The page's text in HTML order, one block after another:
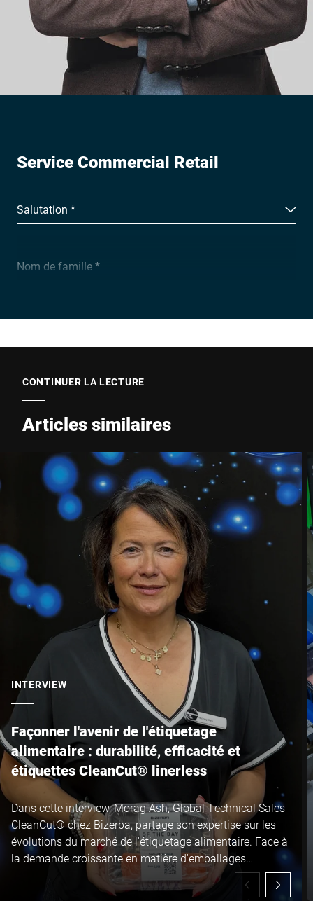
Service Commercial Retail
Salutation *
Nom de famille *
Entreprise *
E-Mail *
Téléphone *
Code postal *
Ville *
Je confirme par la présente que j'accepte l'utilisation de mes
données pour traiter cette demande De plus amples informations
peuvent être trouvées dans leDéclaration de protection des
CONTINUER LA LECTURE
Articles similaires
INTERVIEW
Façonner l'avenir de l'étiquetage
alimentaire : durabilité, efficacité et
étiquettes CleanCut® linerless
Dans cette interview, Morag Ash, Global Technical Sales
CleanCut® chez Bizerba, partage son expertise sur les
évolutions du marché de l'étiquetage alimentaire. Face à
la demande croissante en matière d'emballages
durables et de technologies linerless, elle explique
comment les étiquettes linerless CleanCut® de Bizerba